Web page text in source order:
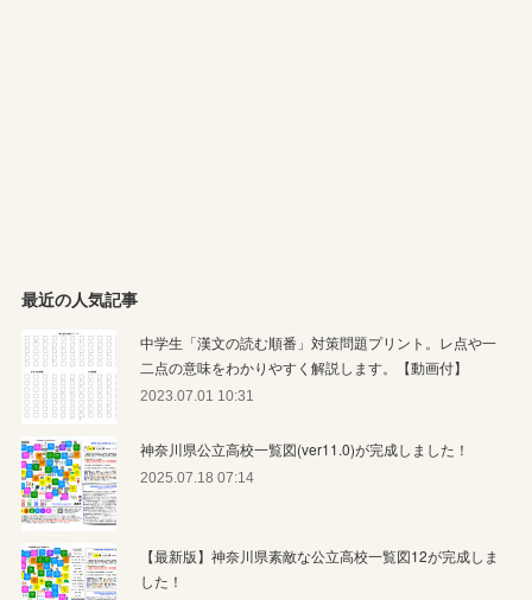
最近の人気記事
中学生「漢文の読む順番」対策問題プリント。レ点や一
二点の意味をわかりやすく解説します。【動画付】
2023.07.01 10:31
神奈川県公立高校一覧図(ver11.0)が完成しました！
2025.07.18 07:14
【最新版】神奈川県素敵な公立高校一覧図12が完成しま
した！